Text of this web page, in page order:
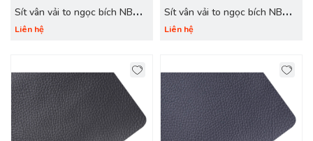
Sít vân vải to ngọc bích NB
309
Liên hệ
Sít vân vải to ngọc bích NB
308 nâu nhạt
Liên hệ